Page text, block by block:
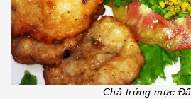
Chả trứng mực